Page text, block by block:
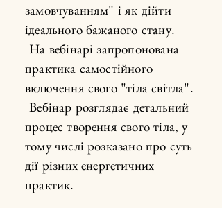
замовчуванням" і як дійти
ідеального бажаного стану.
На вебінарі запропонована
практика самостійного
включення свого "тіла світла".
Вебінар розглядає детальний
процес творення свого тіла, у
тому числі розказано про суть
дії різних енергетичних
практик.